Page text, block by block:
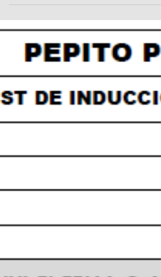
Gestión...